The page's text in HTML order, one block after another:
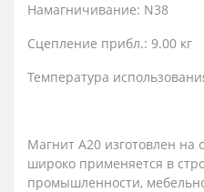
Намагничивание: N38
Сцепление прибл.: 9.00 кг
Температура
Магнит А20 изготовлен на
широко применяется в
промышленности,